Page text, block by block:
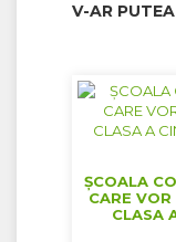
V-AR
ȘCOALA
CARE
CLASA